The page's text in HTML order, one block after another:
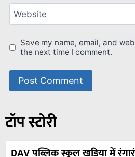
Website
Save my name, email, and
the next time I comment.
टॉप स्टोरी
DAV पब्लिक स्कूल खड़िया में